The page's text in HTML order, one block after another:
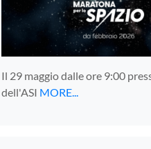
Il 29 maggio dalle ore 9:00
dell'ASI MORE...